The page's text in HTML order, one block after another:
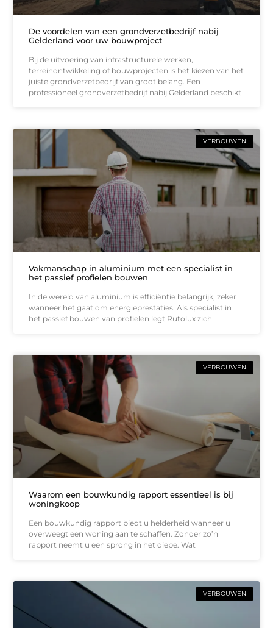
De voordelen van een grondverzetbedrijf nabij
Gelderland voor uw bouwproject
Bij de uitvoering van infrastructurele werken,
terreinontwikkeling of bouwprojecten is het kiezen van het
juiste grondverzetbedrijf van groot belang. Een
professioneel grondverzetbedrijf nabij Gelderland beschikt
VERBOUWEN
Vakmanschap in aluminium met een specialist in
het passief profielen bouwen
In de wereld van aluminium is efficiëntie belangrijk, zeker
wanneer het gaat om energieprestaties. Als specialist in
het passief bouwen van profielen legt Rutolux zich
VERBOUWEN
Waarom een bouwkundig rapport essentieel is bij
woningkoop
Een bouwkundig rapport biedt u helderheid wanneer u
overweegt een woning aan te schaffen. Zonder zo’n
rapport neemt u een sprong in het diepe. Wat
VERBOUWEN